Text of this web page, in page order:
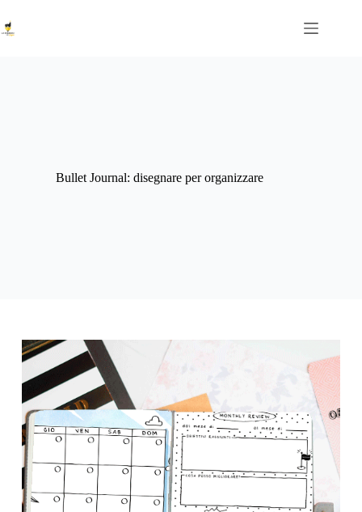
al
contenuto
Bullet Journal: disegnare per organizzare